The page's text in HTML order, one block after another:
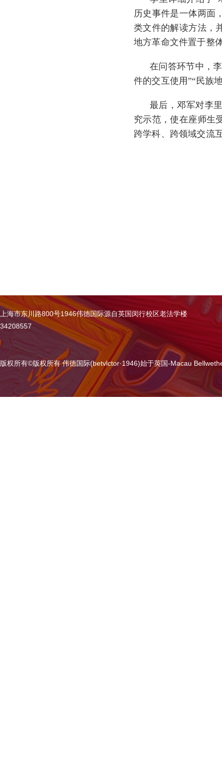
历史事件是一体两面
类文件的解读方法，
地方革命文件置于整
在问答环节中，
件的交互使用”“民族
最后，邓军对李
究示范，使在座师生
跨学科、跨领域交流
上海市东川路800号1946伟德国际源自英国闵行校区老法学楼
34208557
版权所有©版权所有 伟德国际(betvlctor·1946)始于英国-Macau